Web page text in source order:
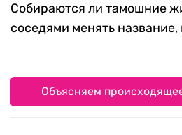
Собираются ли тамошние
соседями менять название,
Объясняем